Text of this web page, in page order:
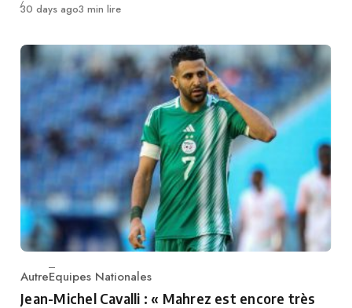
Publié
30 days ago3 min lire
Category
AutreEquipes Nationales
Jean-Michel Cavalli : « Mahrez est encore très